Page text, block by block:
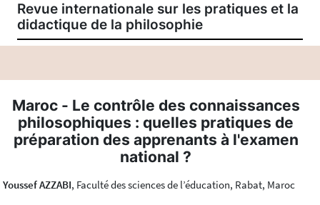
Revue internationale sur les pratiques et la
didactique de la philosophie
Maroc - Le contrôle des connaissances
philosophiques : quelles pratiques de
préparation des apprenants à l'examen
national ?
Youssef AZZABI, Faculté des sciences de l’éducation, Rabat, Maroc